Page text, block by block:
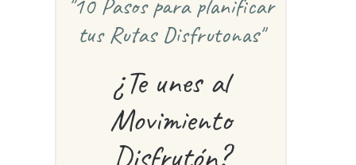
tus Rutas Disfrutonas"
¿Te unes al
Movimiento
Disfrutón?